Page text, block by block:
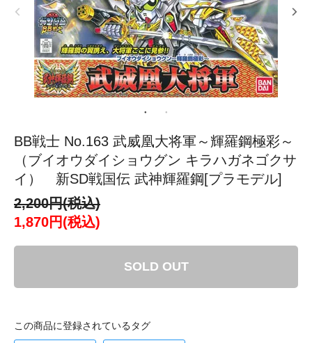
BB戦士 No.163 武威凰大将軍～輝羅鋼極彩～
（ブイオウダイショウグン キラハガネゴクサ
イ） 新SD戦国伝 武神輝羅鋼[プラモデル]
2,200円(税込)
1,870円(税込)
SOLD OUT
この商品に登録されているタグ